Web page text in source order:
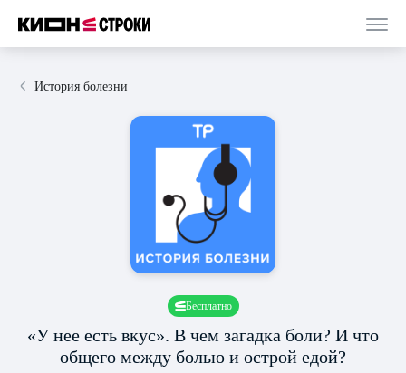
История болезни
Бесплатно
«У нее есть вкус». В чем загадка боли? И что
общего между болью и острой едой?